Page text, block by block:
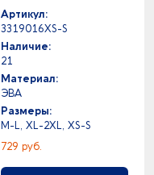
Артикул:
3319016XS-S
Наличие:
21
Материал:
ЭВА
Размеры:
M-L, XL-2XL, XS-S
729 руб.